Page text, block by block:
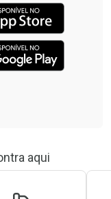
aqui